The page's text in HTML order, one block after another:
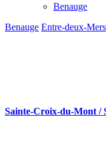
Benauge
Benauge Entre-deux-Mers
Sainte-Croix-du-Mont /